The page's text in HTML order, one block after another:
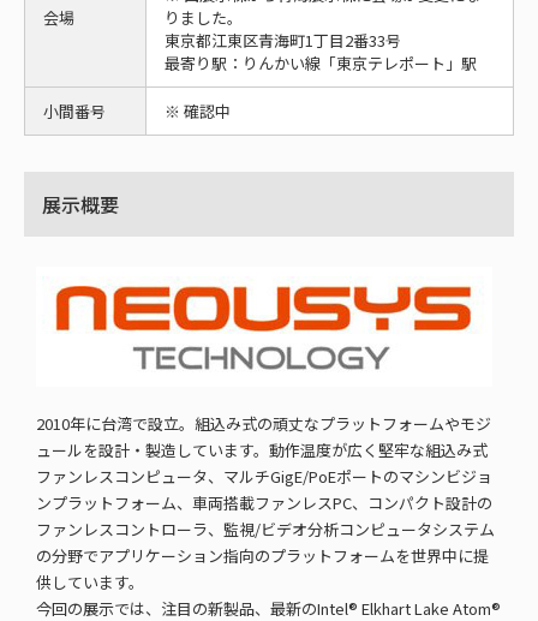
会場
りました。
東京都江東区青海町1丁目2番33号
最寄り駅：りんかい線「東京テレポート」駅
小間番号 ※ 確認中
展示概要
2010年に台湾で設立。組込み式の頑丈なプラットフォームやモジ
ュールを設計・製造しています。動作温度が広く堅牢な組込み式
ファンレスコンピュータ、マルチGigE/PoEポートのマシンビジョ
ンプラットフォーム、車両搭載ファンレスPC、コンパクト設計の
ファンレスコントローラ、監視/ビデオ分析コンピュータシステム
の分野でアプリケーション指向のプラットフォームを世界中に提
供しています。
今回の展示では、注目の新製品、最新のIntel® Elkhart Lake Atom®